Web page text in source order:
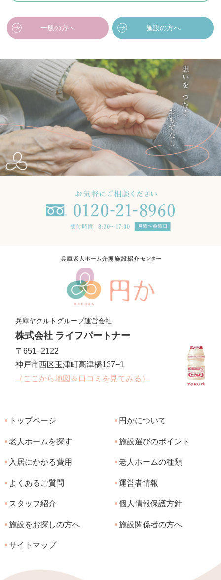
一般の方へ 施設の方へ
兵庫ヤクルトグループ運営会社
株式会社 ライフパートナー
〒651−2122
神戸市西区玉津町高津橋137−1
（ここから地図＆口コミを見てみる）
トップページ 円かについて
老人ホームを探す 施設選びのポイント
入居にかかる費用 老人ホームの種類
よくあるご質問 運営者情報
スタッフ紹介 個人情報保護方針
施設をお探しの方へ 施設関係者の方へ
サイトマップ